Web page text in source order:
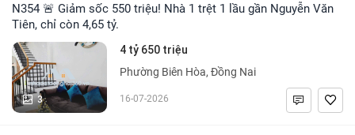
N354 🚨 Giảm sốc 550 triệu! Nhà 1 trệt 1 lầu gần Nguyễn Văn
Tiên, chỉ còn 4,65 tỷ.
3
4 tỷ 650 triệu
Phường Biên Hòa, Đồng Nai
16-07-2026